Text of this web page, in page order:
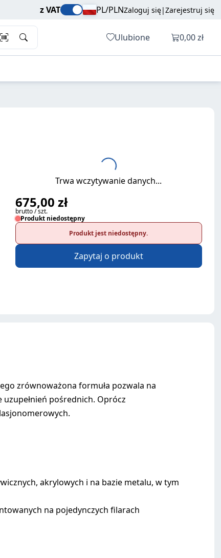
z VAT PL/PLNZaloguj się|Zarejestruj się
Ulubione Otwórz
0,00 zł
675,00 zł
brutto / szt. Dodaj do koszyka
Trwa wczytywanie danych...
675,00 zł
brutto / szt.
Produkt niedostępny
Produkt jest niedostępny.
Zapytaj o produkt
zrównoważona formuła pozwala na
pośrednich. Oprócz
akrylowych i na bazie metalu, w tym
na pojedynczych filarach